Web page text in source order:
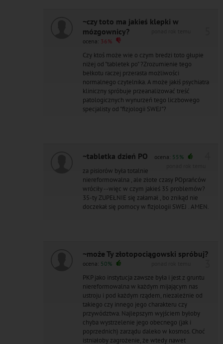
~czy toto ma jakieś klepki w
mózgownicy?
ocena: 36%
Czy ktoś może wie o czym bredzi toto głupie
niżej od "tabletek po" ?Zrozumienie tego
bełkotu raczej przerasta możliwości
normalnego czytelnika. A może jakiś psychiatra
kliniczny spróbuje przeanalizować treść
patologicznych wynurzeń tego liczbowego
specjalisty od "fizjologii SWEJ"?
~tabletka dzień PO ocena: 55%
za pisiorów była totalnie
niereformowalna , ale złote czasy POprańców
wróciły --więc w czym jakieś 35 problemów?
35-ty ZUPEŁNIE się załamał , bo znikąd nie
doczekał się pomocy w fizjologii SWEJ . AMEN.
~może Ty złotopociągowski spróbuj?
ocena: 50%
PKP jako instytucja zawsze była i jest z gruntu
niereformowalna w każdym mijającym nas
ustroju i pod każdym rządem, niezależnie od
takiego czy innego jego charakteru czy
przywództwa. Najlepszym wyjściem byłoby
chyba wystrzelenie jego obecnego (jak i
poprzednich) zarządu daleko w kosmos. Choć
istniałoby zagrożenie, że wtedy nawet